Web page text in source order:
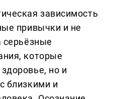
зависимость
привычки и не
серьёзные
которые
но и
близкими и